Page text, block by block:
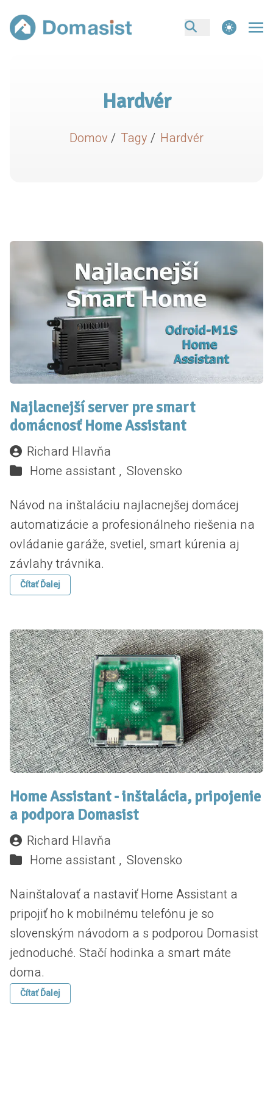
theme switcher
Hardvér
Domov / Tagy / Hardvér
Najlacnejší server pre smart
domácnosť Home Assistant
Richard Hlavňa
Home assistant , Slovensko
Návod na inštaláciu najlacnejšej domácej
automatizácie a profesionálneho riešenia na
ovládanie garáže, svetiel, smart kúrenia aj
závlahy trávnika.
Čítať Ďalej
Home Assistant - inštalácia, pripojenie
a podpora Domasist
Richard Hlavňa
Home assistant , Slovensko
Nainštalovať a nastaviť Home Assistant a
pripojiť ho k mobilnému telefónu je so
slovenským návodom a s podporou Domasist
jednoduché. Stačí hodinka a smart máte
doma.
Čítať Ďalej